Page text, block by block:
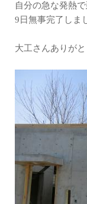
自分の急な発熱
9日無事完了しま
大工さんありがと